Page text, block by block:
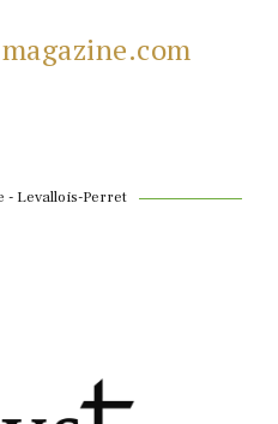
- Levallois-Perret